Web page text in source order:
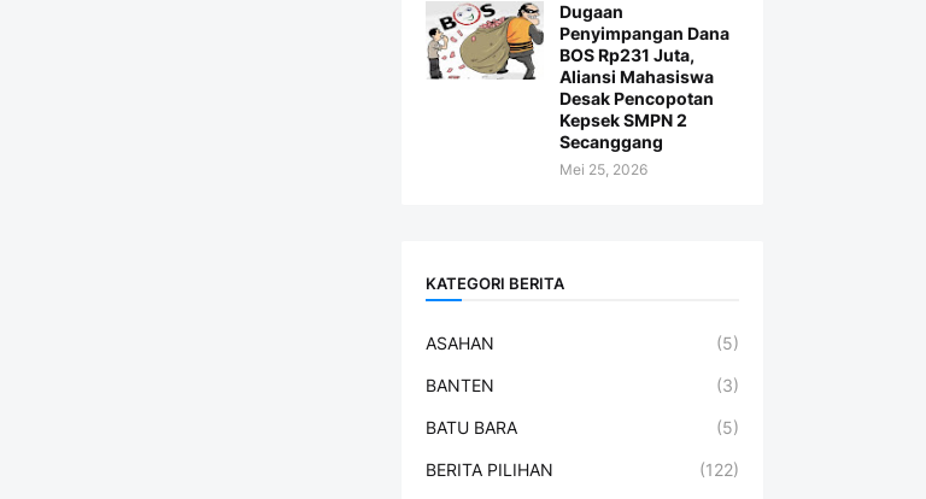
Dugaan
Penyimpangan Dana
BOS Rp231 Juta,
Aliansi Mahasiswa
Desak Pencopotan
Kepsek SMPN 2
Secanggang
Mei 25, 2026
KATEGORI BERITA
ASAHAN (5)
BANTEN (3)
BATU BARA (5)
BERITA PILIHAN (122)